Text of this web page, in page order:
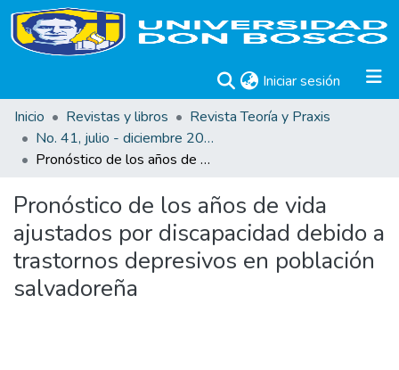
Iniciar sesión (current)
Inicio
Revistas y libros
Revista Teoría y Praxis
No. 41, julio - diciembre 2022
Pronóstico de los años de vida ajustados por discapacidad debido a trastornos depresivos en población salvadoreña
Pronóstico de los años de vida
ajustados por discapacidad debido a
trastornos depresivos en población
salvadoreña